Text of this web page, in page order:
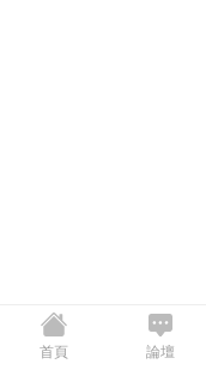
首頁 論壇